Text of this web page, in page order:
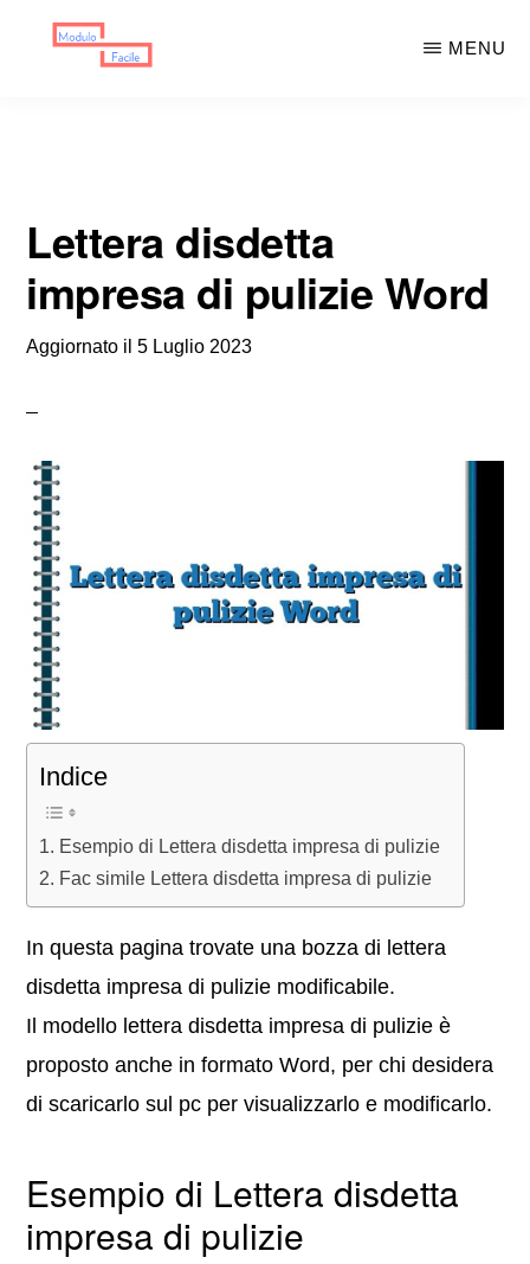
MENU
Lettera disdetta
impresa di pulizie Word
Aggiornato il5 Luglio 2023
Indice
Esempio di Lettera disdetta impresa di pulizie
Fac simile Lettera disdetta impresa di pulizie
In questa pagina trovate una bozza di lettera
disdetta impresa di pulizie modificabile.
Il modello lettera disdetta impresa di pulizie è
proposto anche in formato Word, per chi desidera
di scaricarlo sul pc per visualizzarlo e modificarlo.
Esempio di Lettera disdetta
impresa di pulizie